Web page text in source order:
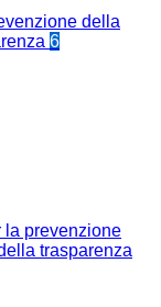
della
6
la prevenzione
trasparenza